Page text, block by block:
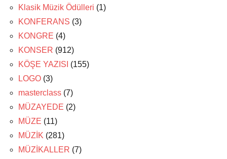
Klasik Müzik Ödülleri (1)
KONFERANS (3)
KONGRE (4)
KONSER (912)
KÖŞE YAZISI (155)
LOGO (3)
masterclass (7)
MÜZAYEDE (2)
MÜZE (11)
MÜZİK (281)
MÜZİKALLER (7)